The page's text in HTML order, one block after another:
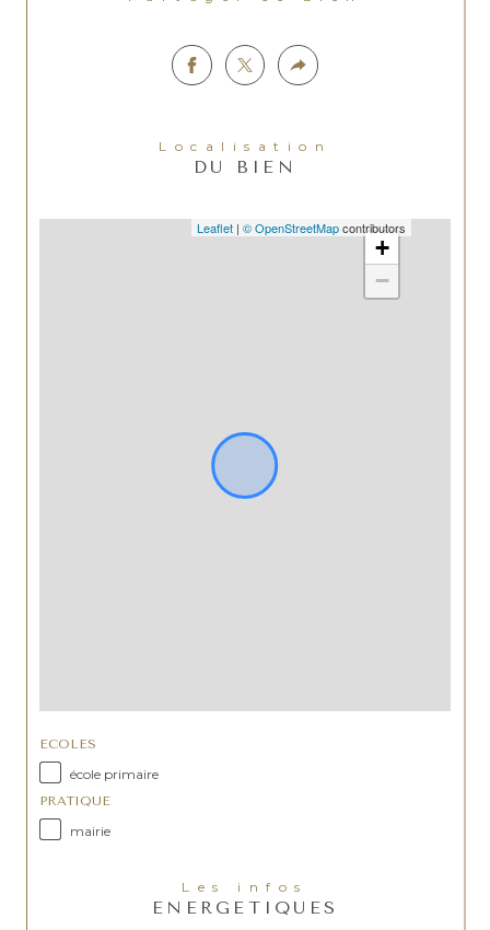
Localisation
DU BIEN
+
−
Leaflet | © OpenStreetMapcontributors
ECOLES
école primaire
PRATIQUE
mairie
Les infos
ENERGETIQUES